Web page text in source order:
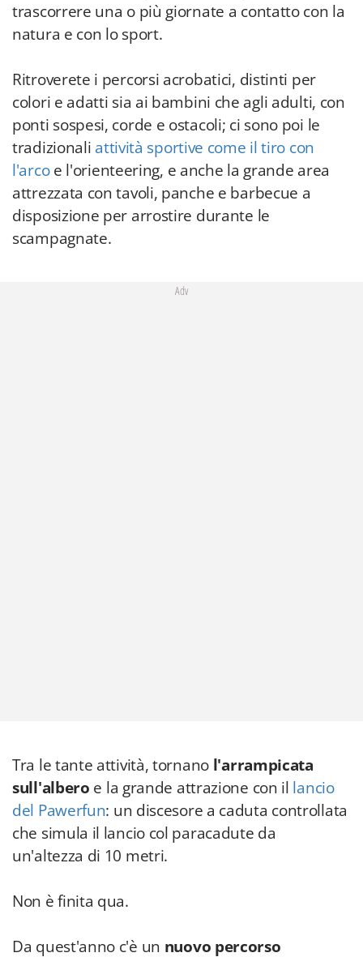
trascorrere una o più giornate a contatto con la
natura e con lo sport.
Ritroverete i percorsi acrobatici, distinti per
colori e adatti sia ai bambini che agli adulti, con
ponti sospesi, corde e ostacoli; ci sono poi le
tradizionali attività sportive come il tiro con
l'arcoe l'orienteering, e anche la grande area
attrezzata con tavoli, panche e barbecue a
disposizione per arrostire durante le
scampagnate.
Adv
Tra le tante attività, tornano l'arrampicata
sull'albero e la grande attrazione con il lancio
del Pawerfun: un discesore a caduta controllata
che simula il lancio col paracadute da
un'altezza di 10 metri.
Non è finita qua.
Da quest'anno c'è un nuovo percorso